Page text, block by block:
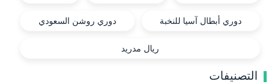
دوري أبطال آسيا للنخبة دوري روشن السعودي
ريال مدريد
التصنيفات